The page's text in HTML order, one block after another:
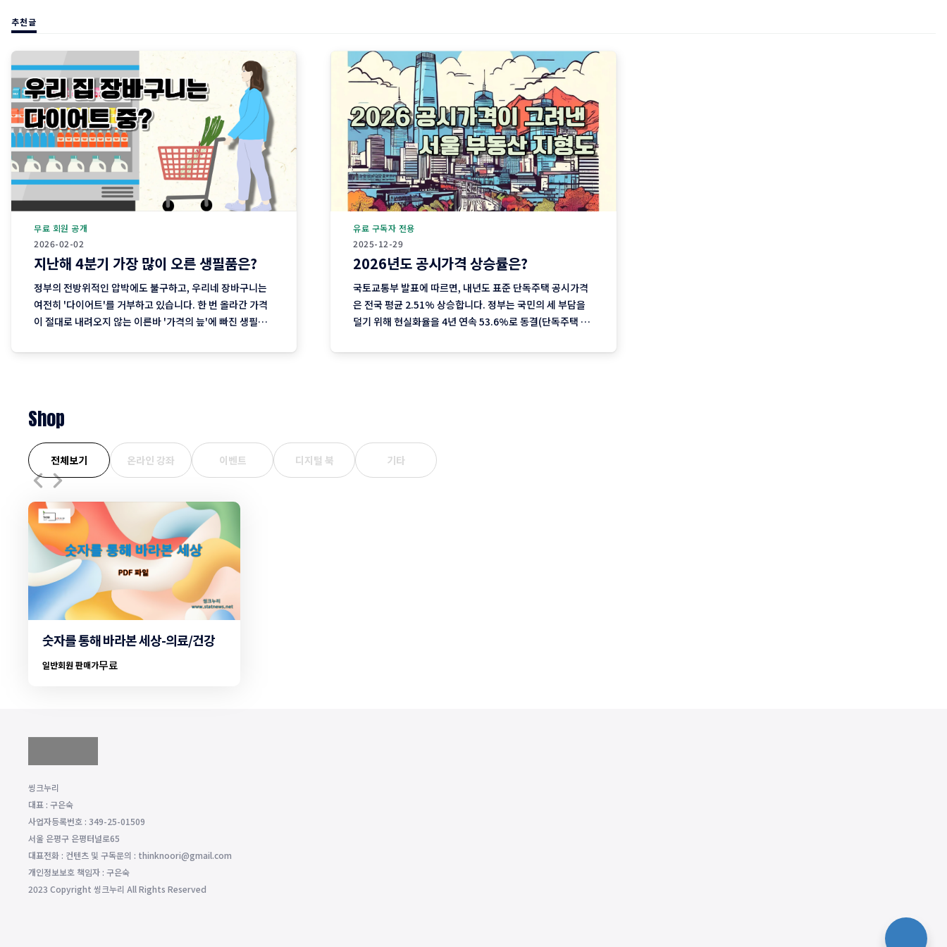
추천글
2026-02-02
무료 회원 공개
지난해 4분기 가장 많이 오른 생필품은?
정부의 전방위적인 압박에도 불구하고, 우리네 장바구니는
여전히 '다이어트'를 거부하고 있습니다. 한 번 올라간 가격
이 절대로 내려오지 않는 이른바 '가격의 늪'에 빠진 생필품
담, 이제는 '팩트'가 된 장바구니의 비명 퇴근길 마트에 들러
2025-12-29
유료 구독자 전용
2026년도 공시가격 상승률은?
국토교통부 발표에 따르면, 내년도 표준 단독주택 공시가격
은 전국 평균 2.51% 상승합니다. 정부는 국민의 세 부담을
덜기 위해 현실화율을 4년 연속 53.6%로 동결(단독주택 기
2023년 이후 3년째 오름폭이 커지는 추세입니다. 1. 지역별
Shop
전체보기 온라인 강좌 이벤트 디지털 북 기타
숫자를 통해 바라본 세상-의료/건강
일반회원 판매가무료
씽크누리
대표 : 구은숙
사업자등록번호 : 349-25-01509
서울 은평구 은평터널로65
대표전화 : 컨텐츠 및 구독문의 : thinknoori@gmail.com
개인정보보호 책임자 : 구은숙
2023 Copyright 씽크누리 All Rights Reserved